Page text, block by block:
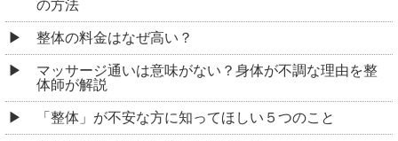
の方法
整体の料金はなぜ高い？
マッサージ通いは意味がない？身体が不調な理由を整
体師が解説
「整体」が不安な方に知ってほしい５つのこと